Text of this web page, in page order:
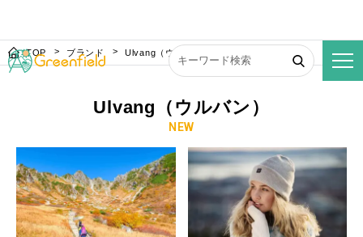
TOP ブランド Ulvang（ウルバン）
Ulvang（ウルバン）
NEW